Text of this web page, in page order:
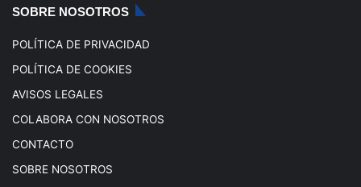
SOBRE NOSOTROS
POLÍTICA DE PRIVACIDAD
POLÍTICA DE COOKIES
AVISOS LEGALES
COLABORA CON NOSOTROS
CONTACTO
SOBRE NOSOTROS